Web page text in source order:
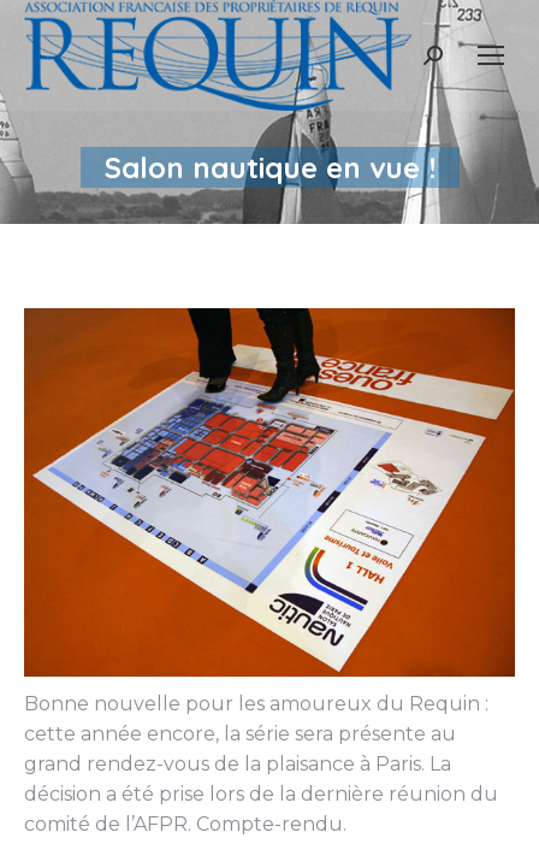
Recherche
Salon nautique en vue !
Bonne nouvelle pour les amoureux du Requin :
cette année encore, la série sera présente au
grand rendez-vous de la plaisance à Paris. La
décision a été prise lors de la dernière réunion du
comité de l’AFPR. Compte-rendu.